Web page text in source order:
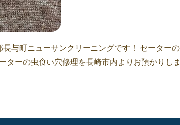
与町ニューサンクリーニングです！ セーターの
ターの虫食い穴修理を長崎市内よりお預かりしま